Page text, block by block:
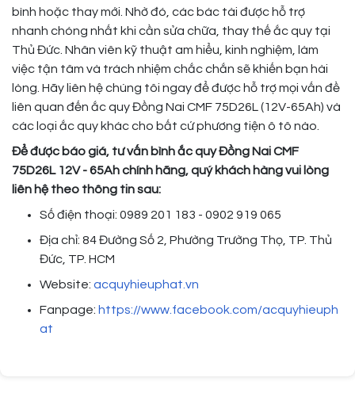
bình hoặc thay mới. Nhờ đó, các bác tài được hỗ trợ
nhanh chóng nhất khi cần sửa chữa, thay thế ắc quy tại
Thủ Đức. Nhân viên kỹ thuật am hiểu, kinh nghiệm, làm
việc tận tâm và trách nhiệm chắc chắn sẽ khiến bạn hài
lòng. Hãy liên hệ chúng tôi ngay để được hỗ trợ mọi vấn đề
liên quan đến ắc quy Đồng Nai CMF 75D26L (12V-65Ah) và
các loại ắc quy khác cho bất cứ phương tiện ô tô nào.
Để được báo giá, tư vấn bình ắc quy Đồng Nai CMF
75D26L 12V - 65Ah chính hãng, quý khách hàng vui lòng
liên hệ theo thông tin sau:
Số điện thoại: 0989 201 183 - 0902 919 065
Địa chỉ: 84 Đường Số 2, Phường Trường Thọ, TP. Thủ
Đức, TP. HCM
Website: acquyhieuphat.vn
Fanpage: https://www.facebook.com/acquyhieuph
at